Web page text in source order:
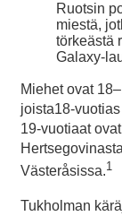
Ruotsin
miestä,
törkeästä
Galaxy-
Miehet ovat
joista18-
19-vuotiaat
Västeråsissa.1
Tukholman